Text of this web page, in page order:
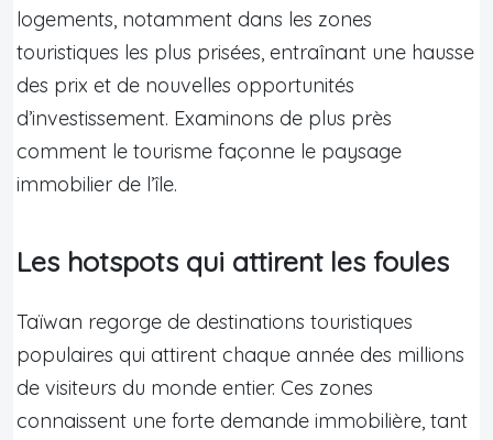
logements, notamment dans les zones
touristiques les plus prisées, entraînant une hausse
des prix et de nouvelles opportunités
d’investissement. Examinons de plus près
comment le tourisme façonne le paysage
immobilier de l’île.
Les hotspots qui attirent les foules
Taïwan regorge de destinations touristiques
populaires qui attirent chaque année des millions
de visiteurs du monde entier. Ces zones
connaissent une forte demande immobilière, tant